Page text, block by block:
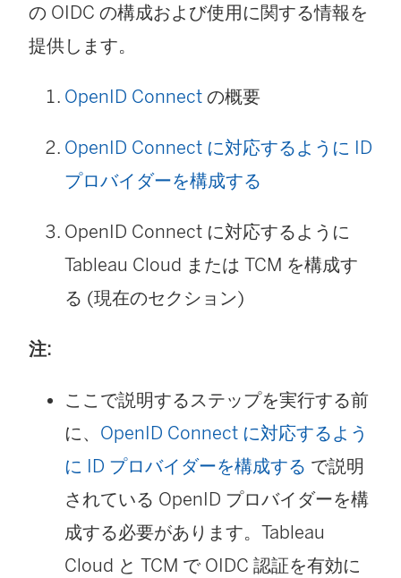
の OIDC の構成および使用に関する情報を
提供します。
OpenID Connect の概要
OpenID Connect に対応するように ID
プロバイダーを構成する
OpenID Connect に対応するように
Tableau Cloud または TCM を構成す
る (現在のセクション)
注:
ここで説明するステップを実行する前
に、 OpenID Connect に対応するよう
に ID プロバイダーを構成する で説明
されている OpenID プロバイダーを構
成する必要があります。Tableau
Cloud と TCM で OIDC 認証を有効に